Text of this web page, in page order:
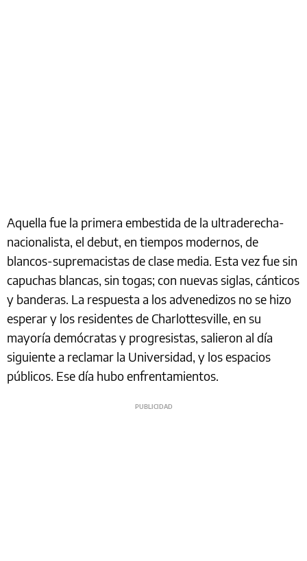
Aquella fue la primera embestida de la ultraderecha-
nacionalista, el debut, en tiempos modernos, de
blancos-supremacistas de clase media. Esta vez fue sin
capuchas blancas, sin togas; con nuevas siglas, cánticos
y banderas. La respuesta a los advenedizos no se hizo
esperar y los residentes de Charlottesville, en su
mayoría demócratas y progresistas, salieron al día
siguiente a reclamar la Universidad, y los espacios
públicos. Ese día hubo enfrentamientos.